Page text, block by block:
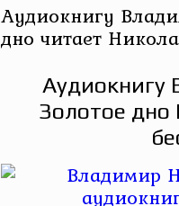
Аудиокнигу
дно читает
Золотое дно